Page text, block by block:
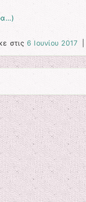
στις 6 Ιουνίου 2017